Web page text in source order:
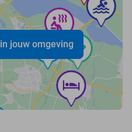
jouw omgeving